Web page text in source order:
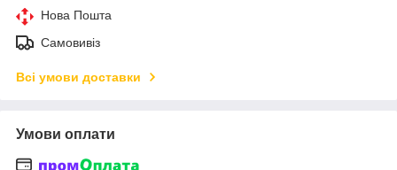
Нова Пошта
Самовивіз
Всі умови доставки
Умови оплати